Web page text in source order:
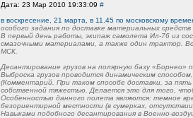
Дата: 23 Мар 2010 19:33:09 #
в воскресение, 21 марта, в 11.45 по московскому
особого задания по доставке материальных
В первый день работы, экипаж самолета Ил-76 из
смазочными материалами, а также один трактор.
МСК.
Десантирование грузов на полярную базу «Борнео»
Выброска грузов проводится динамическим
(Комментарий. При таком способе доставки, за
собственной тяжестью. Делается это для того,
Особенностью данного полета являются: темное
безориентирной местности (в сумерках,
Навыками подобного десантирования в Военно-